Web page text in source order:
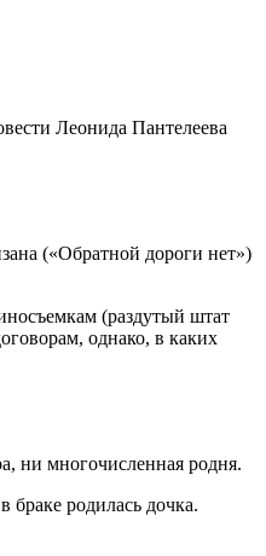
Леонида Пантелеева
(«Обратной дороги нет»)
(раздутый штат
однако, в каких
ни многочисленная родня.
родилась дочка.